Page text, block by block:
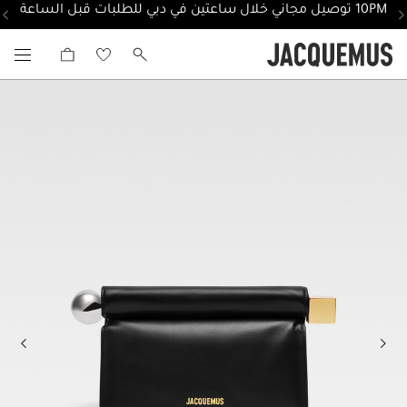
10PM توصيل مجاني خلال ساعتين في دبي للطلبات قبل الساعة